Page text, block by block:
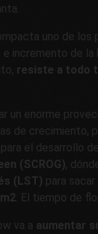
uno de los
incremento de
resiste a todo
un enorme
de crecimiento,
el desarrollo
(SCROG),
(LST) para
. El tiempo de
va a aumentar